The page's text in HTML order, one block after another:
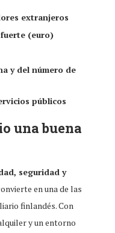
extranjeros
(euro)
y del número de
públicos
una buena
seguridad y
en una de las
finlandés. Con
y un entorno